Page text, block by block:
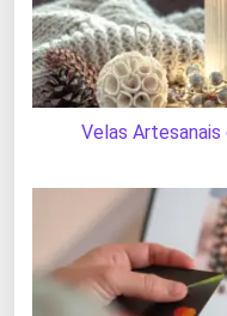
Velas Artesanais